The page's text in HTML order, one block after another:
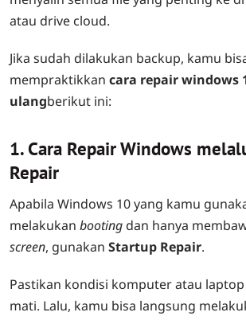
atau drive cloud.
Jika sudah dilakukan backup, kamu
mempraktikkan cara repair windows
ulangberikut ini:
1. Cara Repair Windows
Repair
Apabila Windows 10 yang kamu
melakukan booting dan hanya
screen, gunakan Startup Repair.
Pastikan kondisi komputer atau
mati. Lalu, kamu bisa langsung